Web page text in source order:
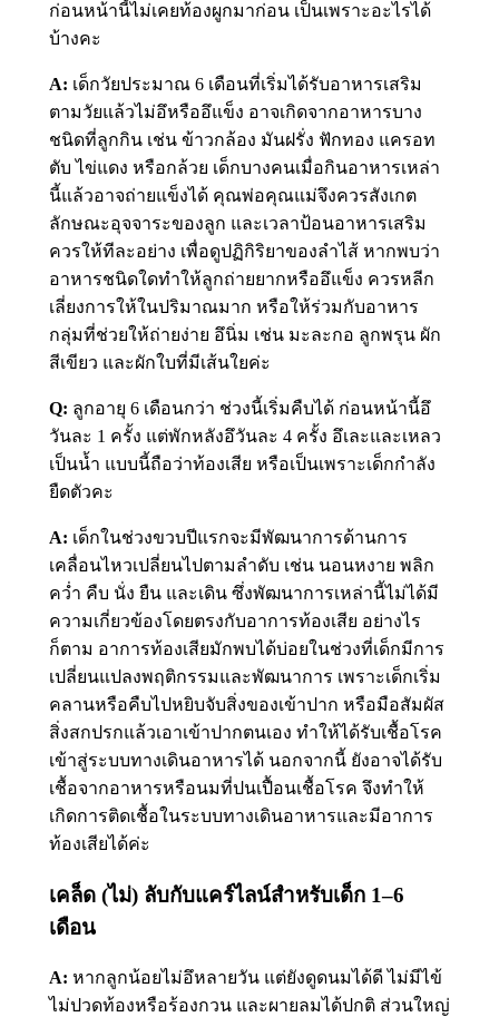
ก่อนหน้านี้ไม่เคยท้องผูกมาก่อน เป็นเพราะอะไรได้
บ้างคะ
A: เด็กวัยประมาณ 6 เดือนที่เริ่มได้รับอาหารเสริม
ตามวัยแล้วไม่อึหรืออึแข็ง อาจเกิดจากอาหารบาง
ชนิดที่ลูกกิน เช่น ข้าวกล้อง มันฝรั่ง ฟักทอง แครอท
ตับ ไข่แดง หรือกล้วย เด็กบางคนเมื่อกินอาหารเหล่า
นี้แล้วอาจถ่ายแข็งได้ คุณพ่อคุณแม่จึงควรสังเกต
ลักษณะอุจจาระของลูก และเวลาป้อนอาหารเสริม
ควรให้ทีละอย่าง เพื่อดูปฏิกิริยาของลำไส้ หากพบว่า
อาหารชนิดใดทำให้ลูกถ่ายยากหรืออึแข็ง ควรหลีก
เลี่ยงการให้ในปริมาณมาก หรือให้ร่วมกับอาหาร
กลุ่มที่ช่วยให้ถ่ายง่าย อึนิ่ม เช่น มะละกอ ลูกพรุน ผัก
สีเขียว และผักใบที่มีเส้นใยค่ะ
Q: ลูกอายุ 6 เดือนกว่า ช่วงนี้เริ่มคืบได้ ก่อนหน้านี้อึ
วันละ 1 ครั้ง แต่พักหลังอึวันละ 4 ครั้ง อึเละและเหลว
เป็นน้ำ แบบนี้ถือว่าท้องเสีย หรือเป็นเพราะเด็กกำลัง
ยืดตัวคะ
A: เด็กในช่วงขวบปีแรกจะมีพัฒนาการด้านการ
เคลื่อนไหวเปลี่ยนไปตามลำดับ เช่น นอนหงาย พลิก
คว่ำ คืบ นั่ง ยืน และเดิน ซึ่งพัฒนาการเหล่านี้ไม่ได้มี
ความเกี่ยวข้องโดยตรงกับอาการท้องเสีย อย่างไร
ก็ตาม อาการท้องเสียมักพบได้บ่อยในช่วงที่เด็กมีการ
เปลี่ยนแปลงพฤติกรรมและพัฒนาการ เพราะเด็กเริ่ม
คลานหรือคืบไปหยิบจับสิ่งของเข้าปาก หรือมือสัมผัส
สิ่งสกปรกแล้วเอาเข้าปากตนเอง ทำให้ได้รับเชื้อโรค
เข้าสู่ระบบทางเดินอาหารได้ นอกจากนี้ ยังอาจได้รับ
เชื้อจากอาหารหรือนมที่ปนเปื้อนเชื้อโรค จึงทำให้
เกิดการติดเชื้อในระบบทางเดินอาหารและมีอาการ
ท้องเสียได้ค่ะ
เคล็ด (ไม่) ลับกับแคร์ไลน์สำหรับเด็ก 1–6
เดือน
A: หากลูกน้อยไม่อึหลายวัน แต่ยังดูดนมได้ดี ไม่มีไข้
ไม่ปวดท้องหรือร้องกวน และผายลมได้ปกติ ส่วนใหญ่